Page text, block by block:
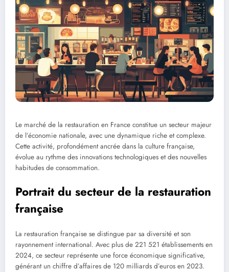
Le marché de la restauration en France constitue un secteur majeur
de l’économie nationale, avec une dynamique riche et complexe.
Cette activité, profondément ancrée dans la culture française,
évolue au rythme des innovations technologiques et des nouvelles
habitudes de consommation.
Portrait du secteur de la restauration
française
La restauration française se distingue par sa diversité et son
rayonnement international. Avec plus de 221 521 établissements en
2024, ce secteur représente une force économique significative,
générant un chiffre d’affaires de 120 milliards d’euros en 2023.